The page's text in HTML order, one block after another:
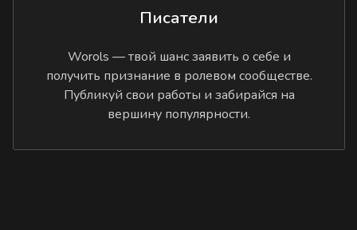
Писатели
Worols — твой шанс заявить о себе и
получить признание в ролевом сообществе.
Публикуй свои работы и забирайся на
вершину популярности.